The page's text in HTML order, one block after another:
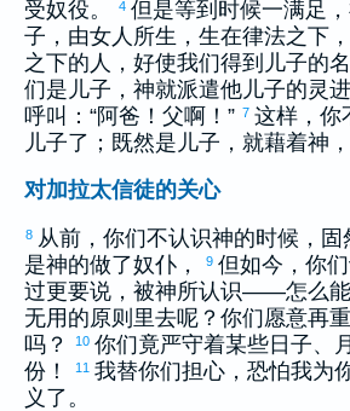
受奴役。
4 但是等到时候一满足
子，由女人所生，生在律法之下，
之下的人，好使我们得到儿子的
们是儿子，神就派遣他儿子的灵
呼叫：“阿爸！父啊！” 7 这样，你
儿子了；既然是儿子，就藉着神
对加拉太信徒的关心
8 从前，你们不认识神的时候，
是神的做了奴仆，
9 但如今，你
过更要说，被神所认识——怎么能
无用的原则里去呢？你们愿意再
吗？
10 你们竟严守着某些日子、
份！
11 我替你们担心，恐怕我为
义了。